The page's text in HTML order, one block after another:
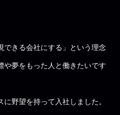
できる会社にする」という理念
や夢をもった人と働きたいです
野望を持って入社しました。